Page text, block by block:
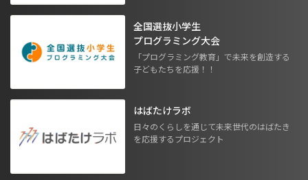
全国選抜小学生
プログラミング大会
「プログラミング教育」で未来を創造する
子どもたちを応援！！
はばたけラボ
日々のくらしを通じて未来世代のはばたき
を応援するプロジェクト